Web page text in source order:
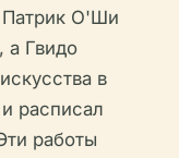
Патрик О'Ши
а Гвидо
в
расписал
работы